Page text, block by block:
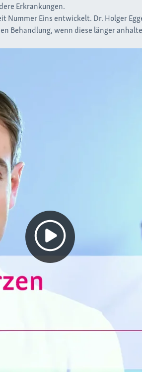
Erkrankungen.
Nummer Eins entwickelt. Dr. Holger
Behandlung, wenn diese länger